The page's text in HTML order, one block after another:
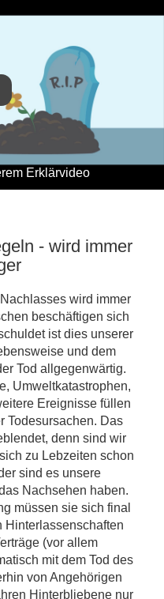
Erklärvideo
- wird immer
wird immer
beschäftigen sich
ist dies unserer
und dem
Tod allgegenwärtig.
Umweltkatastrophen,
Ereignisse füllen
Todesursachen. Das
denn sind wir
zu Lebzeiten schon
sind es unsere
Nachsehen haben.
müssen sie sich final
Hinterlassenschaften
(vor allem
mit dem Tod des
von Angehörigen
Hinterbliebene nur